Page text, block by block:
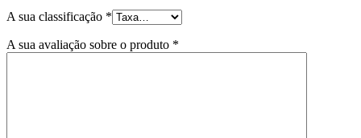
A sua classificação *
A sua avaliação sobre o produto *